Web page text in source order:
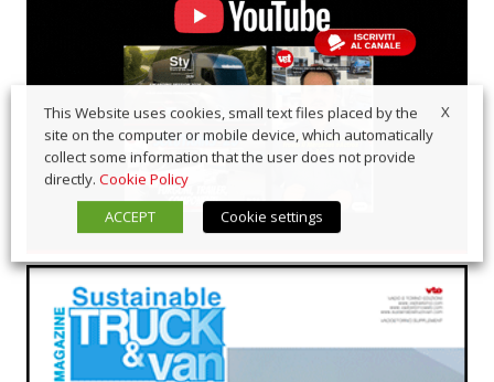
X
This Website uses cookies, small text files placed by the
site on the computer or mobile device, which automatically
collect some information that the user does not provide
directly. Cookie Policy
ACCEPT
Cookie settings